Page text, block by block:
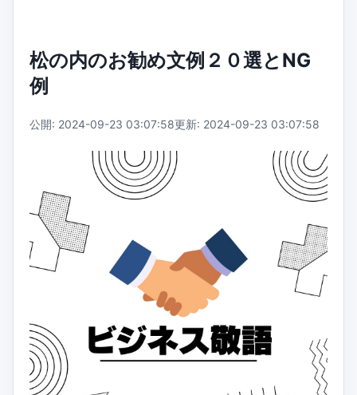
松の内のお勧め文例２０選とNG
例
公開: 2024-09-23 03:07:58更新: 2024-09-23 03:07:58